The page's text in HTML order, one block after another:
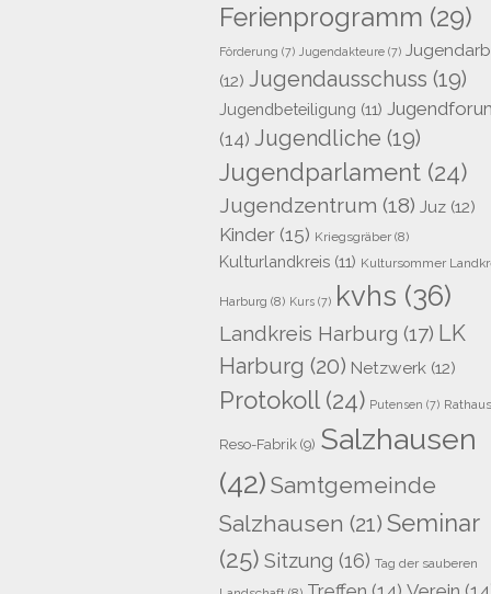
Ferienprogramm (29)
Förderung (7) Jugendakteure (7)
(12) Jugendausschuss (19)
Jugendbeteiligung (11)
(14) Jugendliche (19)
Jugendparlament (24)
Jugendzentrum (18) Juz (12)
Kinder (15) Kriegsgräber (8)
Kulturlandkreis (11) Kultursommer
Harburg (8) Kurs (7) kvhs (36)
Landkreis Harburg (17) LK
Harburg (20) Netzwerk (12)
Protokoll(24) Putensen (7) Rathaus
Reso-Fabrik (9) Salzhausen
(42) Samtgemeinde
Salzhausen (21) Seminar
(25) Sitzung (16) Tag der sauberen